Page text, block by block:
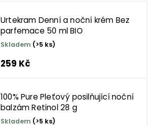
Urtekram Denní a noční krém Bez
parfemace 50 ml BIO
Skladem (>5 ks)
259 Kč
100% Pure Pleťový posilňující noční
balzám Retinol 28 g
Skladem (>5 ks)